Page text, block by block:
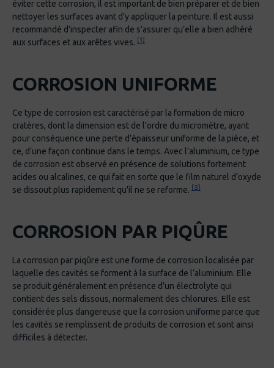
éviter cette corrosion, il est important de bien préparer et de bien
nettoyer les surfaces avant d’y appliquer la peinture. Il est aussi
recommandé d’inspecter afin de s’assurer qu’elle a bien adhéré
aux surfaces et aux arêtes vives.
[1]
CORROSION UNIFORME
Ce type de corrosion est caractérisé par la formation de micro
cratères, dont la dimension est de l’ordre du micromètre, ayant
pour conséquence une perte d’épaisseur uniforme de la pièce, et
ce, d’une façon continue dans le temps. Avec l’aluminium, ce type
de corrosion est observé en présence de solutions fortement
acides ou alcalines, ce qui fait en sorte que le film naturel d’oxyde
se dissout plus rapidement qu’il ne se reforme.
[3]
CORROSION PAR PIQÛRE
La corrosion par piqûre est une forme de corrosion localisée par
laquelle des cavités se forment à la surface de l’aluminium. Elle
se produit généralement en présence d’un électrolyte qui
contient des sels dissous, normalement des chlorures. Elle est
considérée plus dangereuse que la corrosion uniforme parce que
les cavités se remplissent de produits de corrosion et sont ainsi
difficiles à détecter.